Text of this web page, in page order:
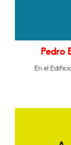
Pedro
En el